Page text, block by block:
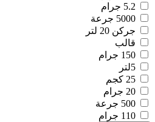
5.2 جرام
5000 جرعة
جركن 20 لتر
قالب
150 جرام
5لتر
25 كجم
20 جرام
500 جرعة
110 جرام